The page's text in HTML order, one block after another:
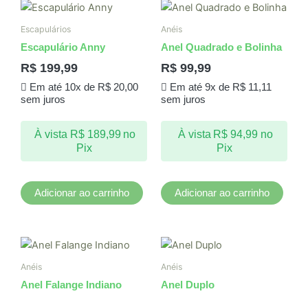
Escapulários
Escapulário Anny
R$ 199,99
Em até 10x de R$20,00
sem juros
À vista R$189,99 no
Pix
Adicionar ao carrinho
Anéis
Anel Quadrado e Bolinha
R$ 99,99
Em até 9x de R$11,11
sem juros
À vista R$ 94,99 no
Pix
Adicionar ao carrinho
Anéis
Anel Falange Indiano
Anéis
Anel Duplo